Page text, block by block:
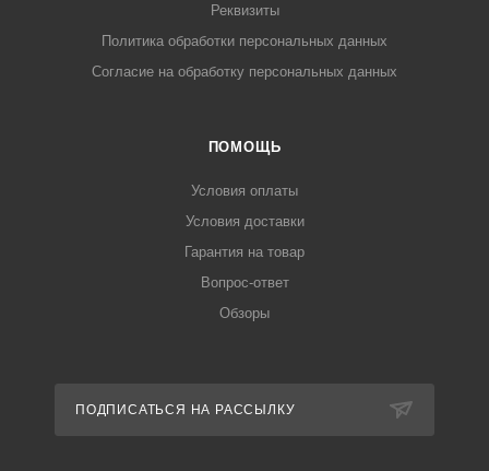
Реквизиты
Политика обработки персональных данных
Согласие на обработку персональных данных
ПОМОЩЬ
Условия оплаты
Условия доставки
Гарантия на товар
Вопрос-ответ
Обзоры
ПОДПИСАТЬСЯ НА РАССЫЛКУ